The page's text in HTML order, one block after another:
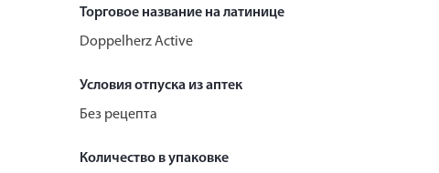
Торговое название на латинице
Doppelherz Active
Условия отпуска из аптек
Без рецепта
Количество в упаковке